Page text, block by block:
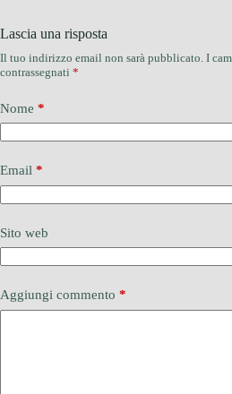
Lascia una risposta
Il tuo indirizzo email non sarà pubblicato. I
contrassegnati *
Nome *
Email *
Sito web
Aggiungi commento *